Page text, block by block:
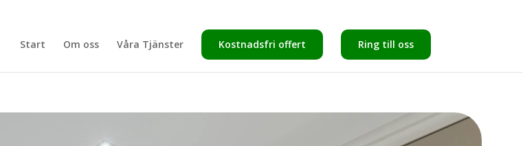
Start Om oss Våra Tjänster Kostnadsfri offert Ring till oss